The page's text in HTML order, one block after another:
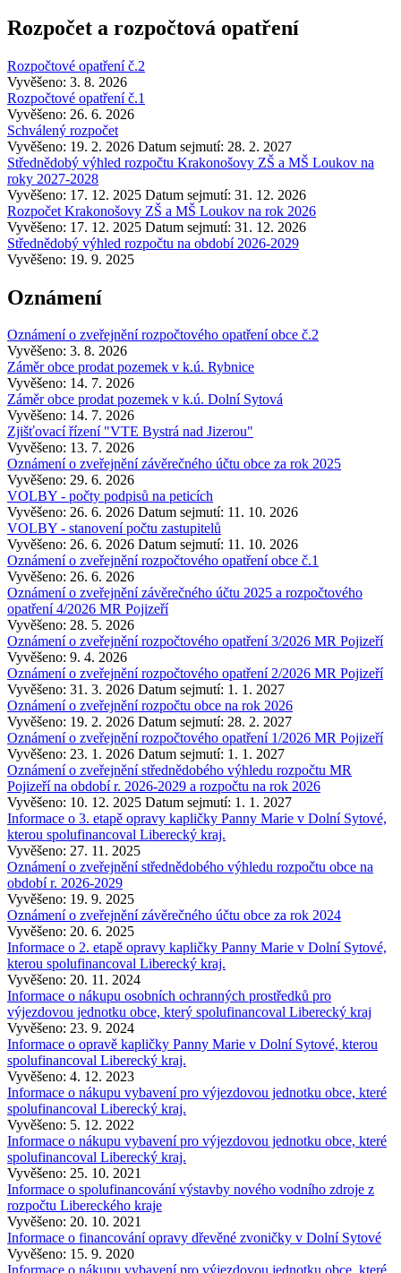
Rozpočet a rozpočtová opatření
Rozpočtové opatření č.2
Vyvěšeno: 3. 8. 2026
Rozpočtové opatření č.1
Vyvěšeno: 26. 6. 2026
Schválený rozpočet
Vyvěšeno: 19. 2. 2026 Datum sejmutí: 28. 2. 2027
Střednědobý výhled rozpočtu Krakonošovy ZŠ a MŠ Loukov na
roky 2027-2028
Vyvěšeno: 17. 12. 2025 Datum sejmutí: 31. 12. 2026
Rozpočet Krakonošovy ZŠ a MŠ Loukov na rok 2026
Vyvěšeno: 17. 12. 2025 Datum sejmutí: 31. 12. 2026
Střednědobý výhled rozpočtu na období 2026-2029
Vyvěšeno: 19. 9. 2025
Oznámení
Oznámení o zveřejnění rozpočtového opatření obce č.2
Vyvěšeno: 3. 8. 2026
Záměr obce prodat pozemek v k.ú. Rybnice
Vyvěšeno: 14. 7. 2026
Záměr obce prodat pozemek v k.ú. Dolní Sytová
Vyvěšeno: 14. 7. 2026
Zjišťovací řízení "VTE Bystrá nad Jizerou"
Vyvěšeno: 13. 7. 2026
Oznámení o zveřejnění závěrečného účtu obce za rok 2025
Vyvěšeno: 29. 6. 2026
VOLBY - počty podpisů na peticích
Vyvěšeno: 26. 6. 2026 Datum sejmutí: 11. 10. 2026
VOLBY - stanovení počtu zastupitelů
Vyvěšeno: 26. 6. 2026 Datum sejmutí: 11. 10. 2026
Oznámení o zveřejnění rozpočtového opatření obce č.1
Vyvěšeno: 26. 6. 2026
Oznámení o zveřejnění závěrečného účtu 2025 a rozpočtového
opatření 4/2026 MR Pojizeří
Vyvěšeno: 28. 5. 2026
Oznámení o zveřejnění rozpočtového opatření 3/2026 MR Pojizeří
Vyvěšeno: 9. 4. 2026
Oznámení o zveřejnění rozpočtového opatření 2/2026 MR Pojizeří
Vyvěšeno: 31. 3. 2026 Datum sejmutí: 1. 1. 2027
Oznámení o zveřejnění rozpočtu obce na rok 2026
Vyvěšeno: 19. 2. 2026 Datum sejmutí: 28. 2. 2027
Oznámení o zveřejnění rozpočtového opatření 1/2026 MR Pojizeří
Vyvěšeno: 23. 1. 2026 Datum sejmutí: 1. 1. 2027
Oznámení o zveřejnění střednědobého výhledu rozpočtu MR
Pojizeří na období r. 2026-2029 a rozpočtu na rok 2026
Vyvěšeno: 10. 12. 2025 Datum sejmutí: 1. 1. 2027
Informace o 3. etapě opravy kapličky Panny Marie v Dolní Sytové,
kterou spolufinancoval Liberecký kraj.
Vyvěšeno: 27. 11. 2025
Oznámení o zveřejnění střednědobého výhledu rozpočtu obce na
období r. 2026-2029
Vyvěšeno: 19. 9. 2025
Oznámení o zveřejnění závěrečného účtu obce za rok 2024
Vyvěšeno: 20. 6. 2025
Informace o 2. etapě opravy kapličky Panny Marie v Dolní Sytové,
kterou spolufinancoval Liberecký kraj.
Vyvěšeno: 20. 11. 2024
Informace o nákupu osobních ochranných prostředků pro
výjezdovou jednotku obce, který spolufinancoval Liberecký kraj
Vyvěšeno: 23. 9. 2024
Informace o opravě kapličky Panny Marie v Dolní Sytové, kterou
spolufinancoval Liberecký kraj.
Vyvěšeno: 4. 12. 2023
Informace o nákupu vybavení pro výjezdovou jednotku obce, které
spolufinancoval Liberecký kraj.
Vyvěšeno: 5. 12. 2022
Informace o nákupu vybavení pro výjezdovou jednotku obce, které
spolufinancoval Liberecký kraj.
Vyvěšeno: 25. 10. 2021
Informace o spolufinancování výstavby nového vodního zdroje z
rozpočtu Libereckého kraje
Vyvěšeno: 20. 10. 2021
Informace o financování opravy dřevěné zvoničky v Dolní Sytové
Vyvěšeno: 15. 9. 2020